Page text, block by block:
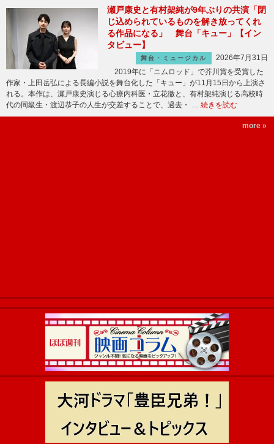
瀬戸康史と有村架純が9年ぶりの共演「閉
じ込められているものを解き放ってくれ
る作品になる」 舞台「キュー」【イン
タビュー】
舞台・ミュージカル
2026年7月31日
2019年に「ニムロッド」で芥川賞を受賞した
作家・上田岳弘による長編小説を舞台化した「キュー」が11月15日から上演さ
れる。本作は、瀬戸康史演じる心療内科医・立花徹と、有村架純演じる高校時
代の同級生・渡辺恭子の人生が交差することで、過去・ … 続きを読む
more »